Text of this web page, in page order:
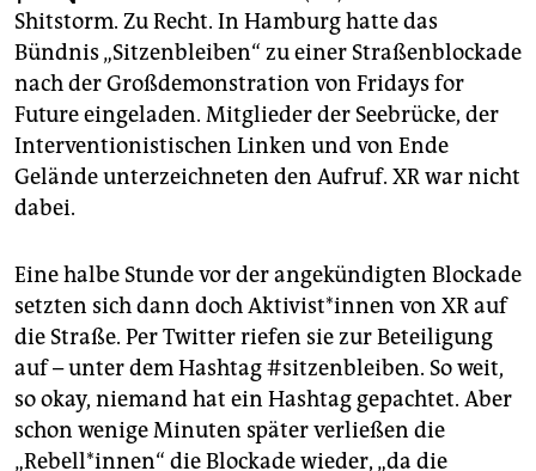
epaper login
Shitstorm. Zu Recht. In Hamburg hatte das
Bündnis „Sitzenbleiben“ zu einer Straßenblockade
nach der Großdemonstration von Fridays for
Future eingeladen. Mitglieder der Seebrücke, der
Interventionistischen Linken und von Ende
Gelände unterzeichneten den Aufruf. XR war nicht
dabei.
Eine halbe Stunde vor der angekündigten Blockade
setzten sich dann doch Aktivist*innen von XR auf
die Straße. Per Twitter riefen sie zur Beteiligung
auf – unter dem Hashtag #sitzenbleiben. So weit,
so okay, niemand hat ein Hashtag gepachtet. Aber
schon wenige Minuten später verließen die
„Rebell*innen“ die Blockade wieder, „da die